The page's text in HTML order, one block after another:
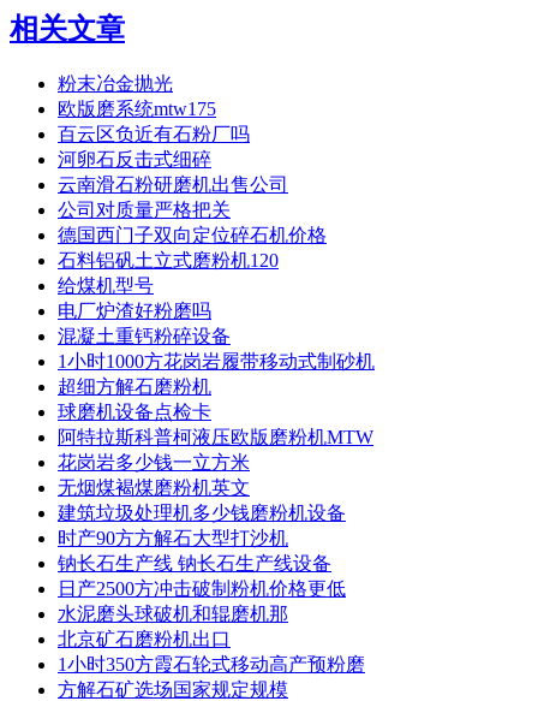
相关文章
粉末冶金抛光
欧版磨系统mtw175
百云区负近有石粉厂吗
河卵石反击式细碎
云南滑石粉研磨机出售公司
公司对质量严格把关
德国西门子双向定位碎石机价格
石料铝矾土立式磨粉机120
给煤机型号
电厂炉渣好粉磨吗
混凝土重钙粉碎设备
1小时1000方花岗岩履带移动式制砂机
超细方解石磨粉机
球磨机设备点检卡
阿特拉斯科普柯液压欧版磨粉机MTW
花岗岩多少钱一立方米
无烟煤褐煤磨粉机英文
建筑垃圾处理机多少钱磨粉机设备
时产90方方解石大型打沙机
钠长石生产线 钠长石生产线设备
日产2500方冲击破制粉机价格更低
水泥磨头球破机和辊磨机那
北京矿石磨粉机出口
1小时350方霞石轮式移动高产预粉磨
方解石矿选场国家规定规模